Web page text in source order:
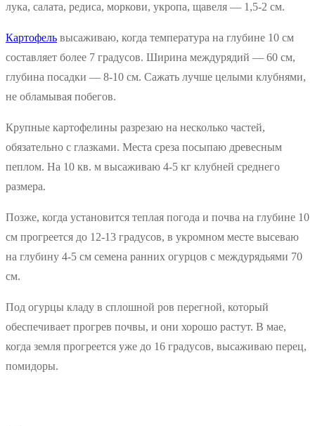
лука, салата, редиса, моркови, укропа, щавеля — 1,5-2 см.
Картофель высаживаю, когда температура на глубине 10 см
составляет более 7 градусов. Ширина междурядий — 60 см,
глубина посадки — 8-10 см. Сажать лучше целыми клубнями,
не обламывая побегов.
Крупные картофелины разрезаю на несколько частей,
обязательно с глазками. Места среза посыпаю древесным
пеплом. На 10 кв. м высаживаю 4-5 кг клубней среднего
размера.
Позже, когда установится теплая погода и почва на глубине 10
см прогреется до 12-13 градусов, в укромном месте высеваю
на глубину 4-5 см семена ранних огурцов с междурядьями 70
см.
Под огурцы кладу в сплошной ров перегной, который
обеспечивает прогрев почвы, и они хорошо растут. В мае,
когда земля прогреется уже до 16 градусов, высаживаю перец,
помидоры.